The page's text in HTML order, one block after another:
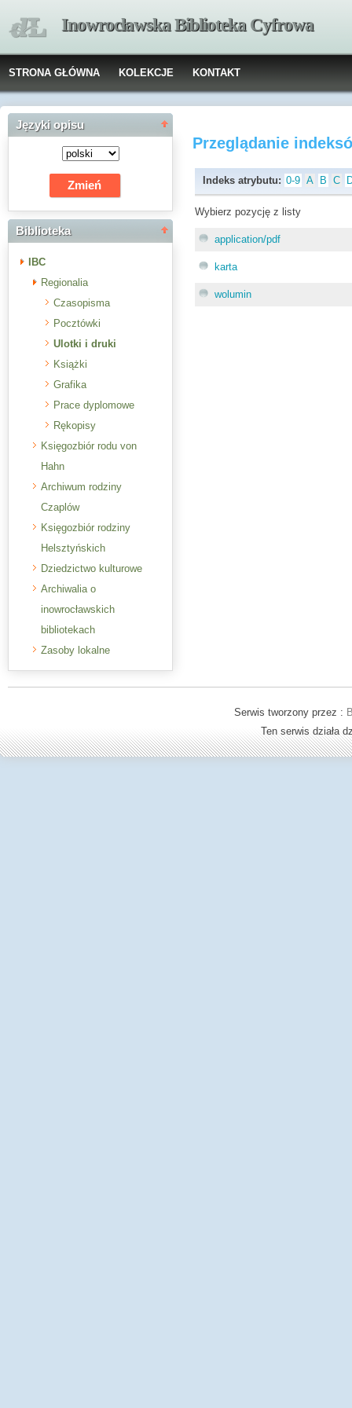
Inowrocławska Biblioteka Cyfrowa
STRONA GŁÓWNA KOLEKCJE KONTAKT
Języki opisu
Biblioteka
IBC
Regionalia
Czasopisma
Pocztówki
Ulotki i druki
Książki
Grafika
Prace dyplomowe
Rękopisy
Księgozbiór rodu von
Hahn
Archiwum rodziny
Czaplów
Księgozbiór rodziny
Helsztyńskich
Dziedzictwo kulturowe
Archiwalia o
inowrocławskich
bibliotekach
Zasoby lokalne
Przeglądanie
Indeks atrybutu: 0-9 A B C
Wybierz pozycję z listy
application/pdf
karta
wolumin
Serwis tworzony przez :
Ten serwis działa